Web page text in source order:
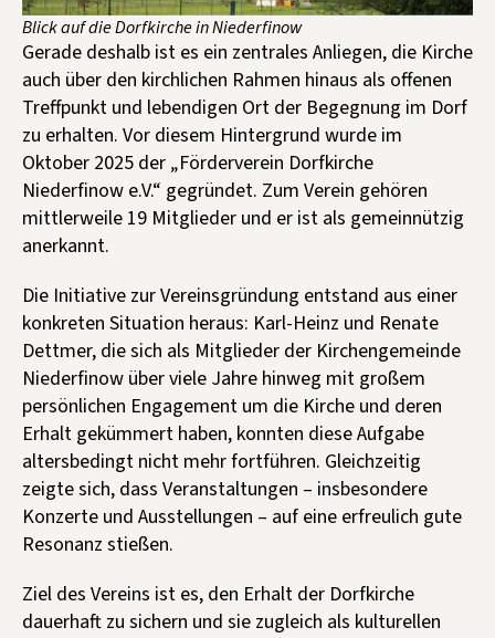
Spenden
Blick auf die Dorfkirche in Niederfinow
Gerade deshalb ist es ein zentrales Anliegen, die Kirche
auch über den kirchlichen Rahmen hinaus als offenen
Treffpunkt und lebendigen Ort der Begegnung im Dorf
zu erhalten. Vor diesem Hintergrund wurde im
Oktober 2025 der „Förderverein Dorfkirche
Niederfinow e.V.“ gegründet. Zum Verein gehören
mittlerweile 19 Mitglieder und er ist als gemeinnützig
anerkannt.
Die Initiative zur Vereinsgründung entstand aus einer
konkreten Situation heraus: Karl-Heinz und Renate
Dettmer, die sich als Mitglieder der Kirchengemeinde
Niederfinow über viele Jahre hinweg mit großem
persönlichen Engagement um die Kirche und deren
Erhalt gekümmert haben, konnten diese Aufgabe
altersbedingt nicht mehr fortführen. Gleichzeitig
zeigte sich, dass Veranstaltungen – insbesondere
Konzerte und Ausstellungen – auf eine erfreulich gute
Resonanz stießen.
Ziel des Vereins ist es, den Erhalt der Dorfkirche
dauerhaft zu sichern und sie zugleich als kulturellen